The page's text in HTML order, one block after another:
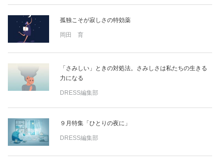
孤独こそが寂しさの特効薬
岡田 育
「さみしい」ときの対処法。さみしさは私たちの生きる
力になる
DRESS編集部
９月特集「ひとりの夜に」
DRESS編集部